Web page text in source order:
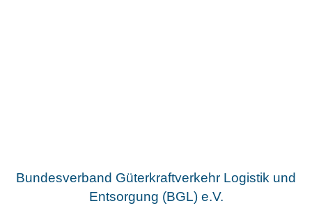
Bundesverband Güterkraftverkehr Logistik und
Entsorgung (BGL) e.V.